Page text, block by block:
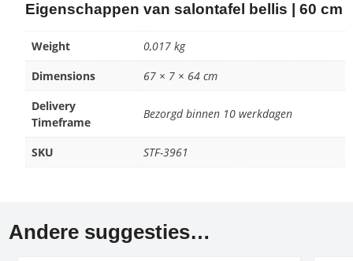
Eigenschappen van salontafel bellis | 60 cm
Weight
0,017 kg
Dimensions
67 × 7 × 64 cm
Delivery
Timeframe
Bezorgd binnen 10 werkdagen
SKU STF-3961
Andere suggesties…